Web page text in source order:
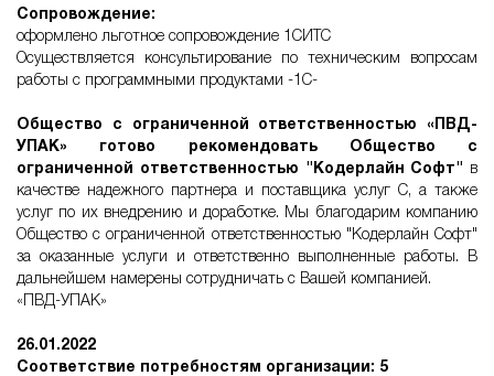
Сопровождение:
оформлено льготное сопровождение 1СИТС
Осуществляется консультирование по техническим вопросам
работы с программными продуктами -1С-
Общество с ограниченной ответственностью «ПВД-
УПАК» готово рекомендовать Общество с
ограниченной ответственностью "Кодерлайн Софт" в
качестве надежного партнера и поставщика услуг С, а также
услуг по их внедрению и доработке. Мы благодарим компанию
Общество с ограниченной ответственностью "Кодерлайн Софт"
за оказанные услуги и ответственно выполненные работы. В
дальнейшем намерены сотрудничать с Вашей компанией.
«ПВД-УПАК»
26.01.2022
Соответствие потребностям организации: 5